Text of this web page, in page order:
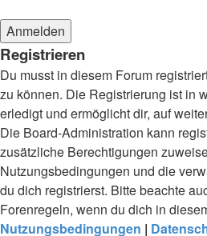
Registrieren
Du musst in diesem Forum
zu können. Die Registrierung ist in
erledigt und ermöglicht dir, auf
Die Board-Administration kann
zusätzliche Berechtigungen
Nutzungsbedingungen und die
du dich registrierst. Bitte beachte
Forenregeln, wenn du dich in
Nutzungsbedingungen |